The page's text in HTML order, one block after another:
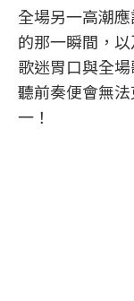
全場另一高潮
的那一瞬間，
歌迷胃口與全
聽前奏便會無
一！